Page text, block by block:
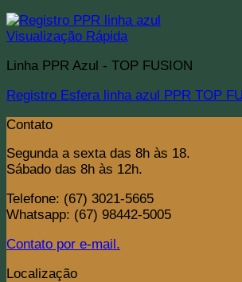
Visualização Rápida
Linha PPR Azul - TOP FUSION
Registro Esfera linha azul PPR TOP
Contato
Segunda a sexta das 8h às 18.
Sábado das 8h às 12h.
Telefone: (67) 3021-5665
Whatsapp: (67) 98442-5005
Contato por e-mail.
Localização